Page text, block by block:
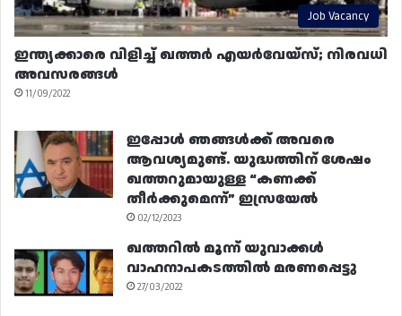
Job Vacancy
ഇന്ത്യക്കാരെ വിളിച്ച് ഖത്തർ എയർവേയ്‌സ്; നിരവധി
അവസരങ്ങൾ
11/09/2022
ഇപ്പോൾ ഞങ്ങൾക്ക് അവരെ
ആവശ്യമുണ്ട്. യുദ്ധത്തിന് ശേഷം
ഖത്തറുമായുള്ള “കണക്ക്
തീർക്കുമെന്ന്” ഇസ്രയേൽ
02/12/2023
ഖത്തറിൽ മൂന്ന് യുവാക്കൾ
വാഹനാപകടത്തിൽ മരണപ്പെട്ടു
27/03/2022